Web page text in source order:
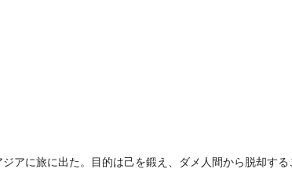
アに旅に出た。目的は己を鍛え、ダメ人間から脱却する